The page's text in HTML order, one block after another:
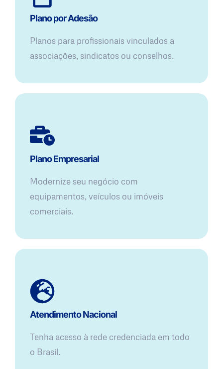
Plano por Adesão
Planos para profissionais vinculados a
associações, sindicatos ou conselhos.
Plano Empresarial
Modernize seu negócio com
equipamentos, veículos ou imóveis
comerciais.
Atendimento Nacional
Tenha acesso à rede credenciada em todo
o Brasil.